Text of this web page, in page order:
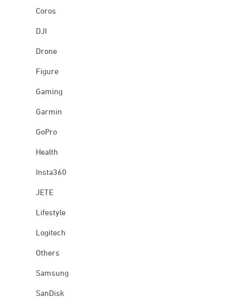
Coros
DJI
Drone
Figure
Gaming
Garmin
GoPro
Health
Insta360
JETE
Lifestyle
Logitech
Others
Samsung
SanDisk